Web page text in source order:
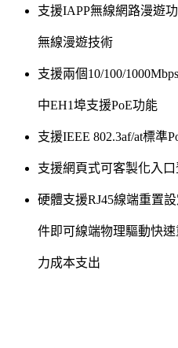
支援IAPP無線網路漫遊
無線漫遊技術
支援兩個10/100/
中EH1埠支援PoE功能
支援IEEE 802.3af/at標準
支援網頁式可客製化入
硬體支援RJ45線端重置
件即可線端物理驅動快
力成本支出